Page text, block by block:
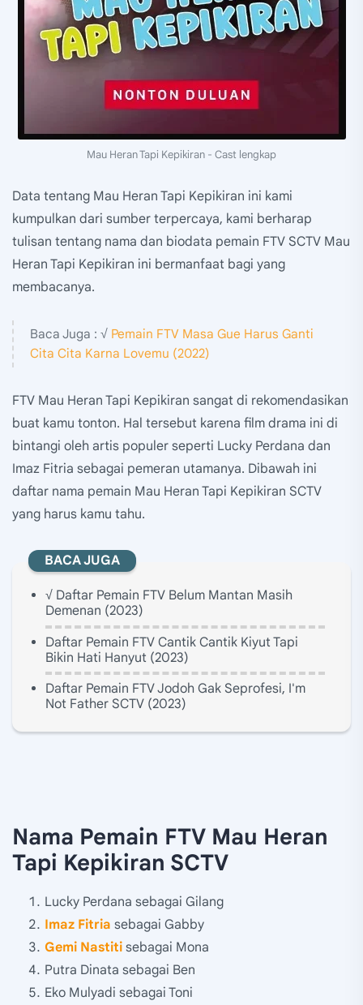
Mau Heran Tapi Kepikiran - Cast lengkap
Data tentang Mau Heran Tapi Kepikiran ini kami
kumpulkan dari sumber terpercaya, kami berharap
tulisan tentang nama dan biodata pemain FTV SCTV Mau
Heran Tapi Kepikiran ini bermanfaat bagi yang
membacanya.
Baca Juga : √ Pemain FTV Masa Gue Harus Ganti
Cita Cita Karna Lovemu (2022)
FTV Mau Heran Tapi Kepikiran sangat di rekomendasikan
buat kamu tonton. Hal tersebut karena film drama ini di
bintangi oleh artis populer seperti Lucky Perdana dan
Imaz Fitria sebagai pemeran utamanya. Dibawah ini
daftar nama pemain Mau Heran Tapi Kepikiran SCTV
yang harus kamu tahu.
BACA JUGA
√ Daftar Pemain FTV Belum Mantan Masih
Demenan (2023)
Daftar Pemain FTV Cantik Cantik Kiyut Tapi
Bikin Hati Hanyut (2023)
Daftar Pemain FTV Jodoh Gak Seprofesi, I'm
Not Father SCTV (2023)
Nama Pemain FTV Mau Heran
Tapi Kepikiran SCTV
Lucky Perdana sebagai Gilang
Imaz Fitria sebagai Gabby
Gemi Nastiti sebagai Mona
Putra Dinata sebagai Ben
Eko Mulyadi sebagai Toni